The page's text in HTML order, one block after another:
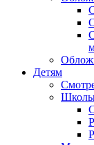
Детям